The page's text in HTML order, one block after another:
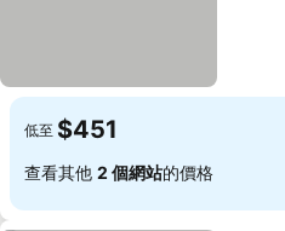
低至 $451
查看其他 2 個網站的價格